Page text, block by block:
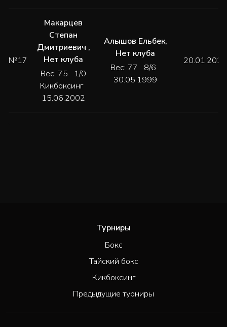
№17
Макарцев
Степан
Дмитриевич ,
Нет клуба
Вес: 75 1/0
Кикбоксинг
15.06.2002
Алышов Ельбек,
Нет клуба
Вес: 77 8/6
30.05.1999
20.01.2024
Турниры
Бокс
Тайский бокс
Кикбоксинг
Предыдущие турниры